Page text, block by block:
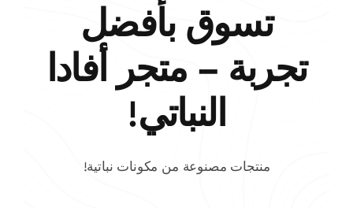
تسوق بأفضل
تجربة – متجر أفادا
النباتي!
منتجات مصنوعة من مكونات نباتية!